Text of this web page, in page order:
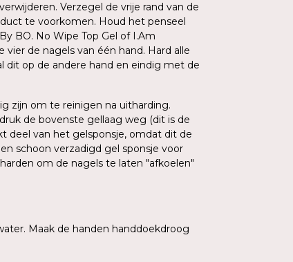
Verzegel de vrije rand van de
te voorkomen. Houd het penseel
BO. No Wipe Top Gel of I.Am
vier de nagels van één hand. Hard alle
dit op de andere hand en eindig met de
zijn om te reinigen na uitharding.
de bovenste gellaag weg (dit is de
deel van het gelsponsje, omdat dit de
schoon verzadigd gel sponsje voor
om de nagels te laten "afkoelen"
Maak de handen handdoekdroog